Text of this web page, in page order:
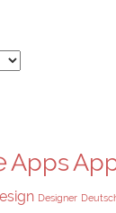
Apps
Designer